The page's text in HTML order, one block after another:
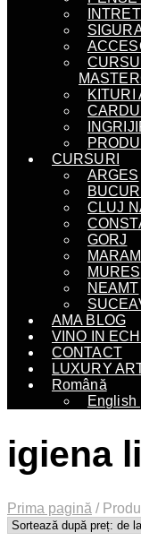
KITURI
CURSURI
ARGES
CLUJ
GORJ
MURES
NEAMT
AMA BLOG
VINO IN
CONTACT
LUXURY
Română
English
igiena
Prima pagină /